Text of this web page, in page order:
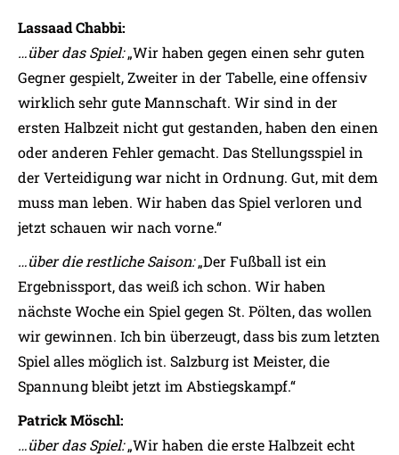
Lassaad Chabbi:
…über das Spiel:„Wir haben gegen einen sehr guten
Gegner gespielt, Zweiter in der Tabelle, eine offensiv
wirklich sehr gute Mannschaft. Wir sind in der
ersten Halbzeit nicht gut gestanden, haben den einen
oder anderen Fehler gemacht. Das Stellungsspiel in
der Verteidigung war nicht in Ordnung. Gut, mit dem
muss man leben. Wir haben das Spiel verloren und
jetzt schauen wir nach vorne.“
…über die restliche Saison:„Der Fußball ist ein
Ergebnissport, das weiß ich schon. Wir haben
nächste Woche ein Spiel gegen St. Pölten, das wollen
wir gewinnen. Ich bin überzeugt, dass bis zum letzten
Spiel alles möglich ist. Salzburg ist Meister, die
Spannung bleibt jetzt im Abstiegskampf.“
Patrick Möschl:
…über das Spiel:„Wir haben die erste Halbzeit echt